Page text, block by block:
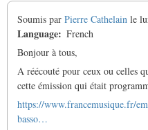
Soumis par Pierre Cathelain le
Language
French
Bonjour à tous,
A réécouté pour ceux ou celles
cette émission qui était
https://www.francemusique.fr/
basso…